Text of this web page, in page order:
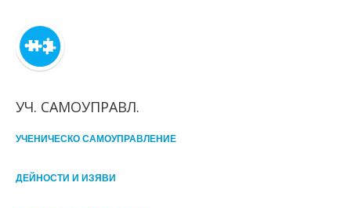
УЧ. САМОУПРАВЛ.
УЧЕНИЧЕСКО САМОУПРАВЛЕНИЕ
ДЕЙНОСТИ И ИЗЯВИ